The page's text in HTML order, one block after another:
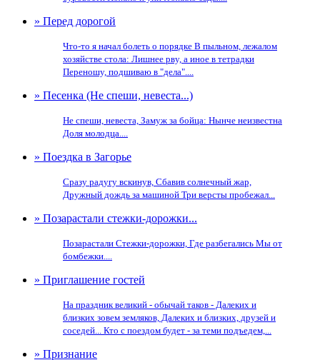
» Перед дорогой
Что-то я начал болеть о порядке В пыльном, лежалом
хозяйстве стола: Лишнее рву, а иное в тетрадки
Переношу, подшиваю в "дела"....
» Песенка (Не спеши, невеста...)
Не спеши, невеста, Замуж за бойца: Нынче неизвестна
Доля молодца....
» Поездка в Загорье
Сразу радугу вскинув, Сбавив солнечный жар,
Дружный дождь за машиной Три версты пробежал...
» Позарастали стежки-дорожки...
Позарастали Стежки-дорожки, Где разбегались Мы от
бомбежки....
» Приглашение гостей
На праздник великий - обычай таков - Далеких и
близких зовем земляков, Далеких и близких, друзей и
соседей... Кто с поездом будет - за теми подъедем,...
» Признание